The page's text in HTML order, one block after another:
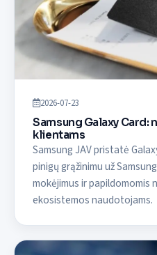
2026-07-23
Samsung Galaxy
klientams
Samsung JAV pristatė
pinigų grąžinimu už
mokėjimus ir papildomomis
ekosistemos naudotojams.